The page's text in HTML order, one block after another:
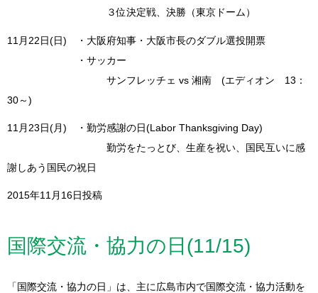
３位決定戦、決勝（東京ドーム）
11月22日(日) ・大阪府知事・大阪市長のダブル選投開票
・サッカー
サンフレッチェ vs 湘南 (エディオン 13：
30～)
11月23日(月) ・勤労感謝の日(Labor Thanksgiving Day)
勤労をたっとび、生産を祝い、国民互いに感
謝しあう国民の祝日
2015年11月16日投稿
国際交流・協力の日(11/15)
「国際交流・協力の日」は、主に広島市内で国際交流・協力活動を